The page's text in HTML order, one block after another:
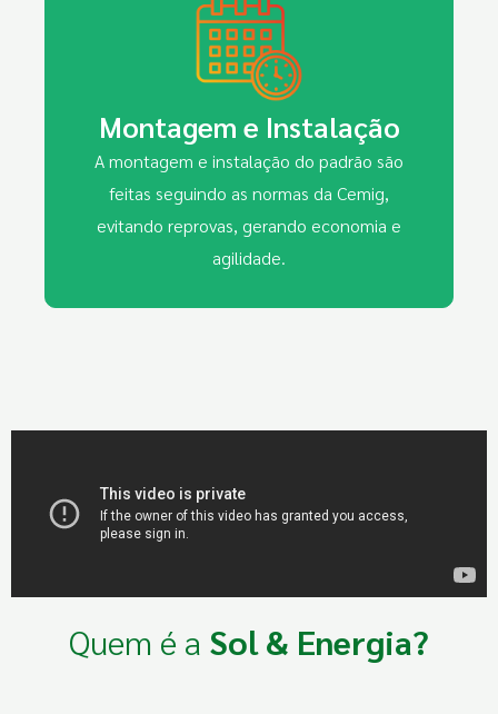
Montagem e Instalação
A montagem e instalação do padrão são
feitas seguindo as normas da Cemig,
evitando reprovas, gerando economia e
agilidade.
Quem é a Sol & Energia?